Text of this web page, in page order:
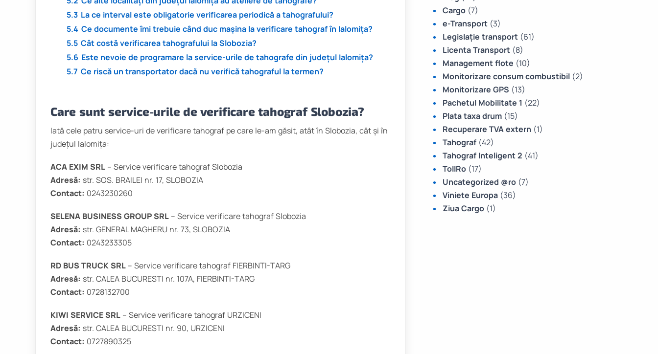
5.3 La ce interval este obligatorie verificarea periodică a tahografului?
5.4 Ce documente îmi trebuie când duc mașina la verificare tahograf în Ialomița?
5.5 Cât costă verificarea tahografului la Slobozia?
5.6 Este nevoie de programare la service-urile de tahografe din județul Ialomița?
5.7 Ce riscă un transportator dacă nu verifică tahograful la termen?
Care sunt service-urile de verificare tahograf Slobozia?
Iată cele patru service-uri de verificare tahograf pe care le-am găsit, atât în Slobozia, cât și în
județul Ialomița:
ACA EXIM SRL – Service verificare tahograf Slobozia
Adresă: str. SOS. BRAILEI nr. 17, SLOBOZIA
Contact: 0243230260
SELENA BUSINESS GROUP SRL – Service verificare tahograf Slobozia
Adresă: str. GENERAL MAGHERU nr. 73, SLOBOZIA
Contact: 0243233305
RD BUS TRUCK SRL – Service verificare tahograf FIERBINTI-TARG
Adresă: str. CALEA BUCURESTI nr. 107A, FIERBINTI-TARG
Contact: 0728132700
KIWI SERVICE SRL – Service verificare tahograf URZICENI
Adresă: str. CALEA BUCURESTI nr. 90, URZICENI
Contact: 0727890325
Cargo (7)
e-Transport (3)
Legislație transport (61)
Licenta Transport (8)
Management flote (10)
Monitorizare consum combustibil (2)
Monitorizare GPS (13)
Pachetul Mobilitate 1 (22)
Plata taxa drum (15)
Recuperare TVA extern (1)
Tahograf (42)
Tahograf Inteligent 2 (41)
TollRo (17)
Uncategorized @ro (7)
Viniete Europa (36)
Ziua Cargo (1)